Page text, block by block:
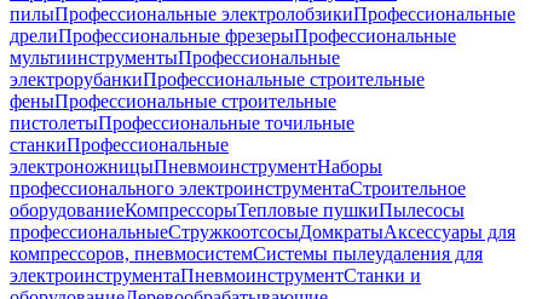
пилыПрофессиональные электролобзикиПрофессиональные
дрелиПрофессиональные фрезерыПрофессиональные
мультиинструментыПрофессиональные
электрорубанкиПрофессиональные строительные
феныПрофессиональные строительные
пистолетыПрофессиональные точильные
станкиПрофессиональные
электроножницыПневмоинструментНаборы
профессионального электроинструментаСтроительное
оборудованиеКомпрессорыТепловые пушкиПылесосы
профессиональныеСтружкоотсосыДомкратыАксессуары для
компрессоров, пневмосистемСистемы пылеудаления для
электроинструментаПневмоинструментСтанки и